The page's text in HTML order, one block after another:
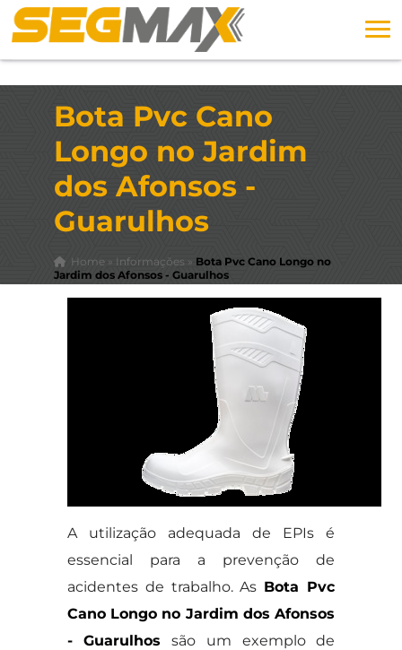
Bota Pvc Cano
Longo no Jardim
dos Afonsos -
Guarulhos
Home» Informações » Bota Pvc Cano Longo no
Jardim dos Afonsos - Guarulhos
A utilização adequada de EPIs é
essencial para a prevenção de
acidentes de trabalho. As Bota Pvc
Cano Longo no Jardim dos Afonsos
- Guarulhos são um exemplo de